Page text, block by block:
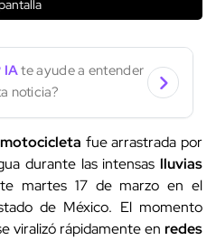
IAte ayude a entender
noticia?
motocicleta fue arrastrada por
durante las intensas lluvias
martes 17 de marzo en el
de México. El momento
viralizó rápidamente en redes